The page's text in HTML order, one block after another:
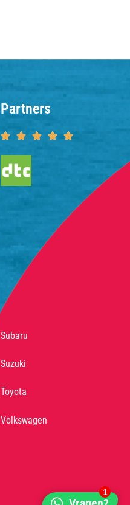
Partners
    
Subaru
Suzuki
Toyota
Volkswagen
1